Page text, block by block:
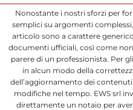
Nonostante i nostri sforzi per
semplici su argomenti
articolo sono a carattere
documenti ufficiali, così come
parere di un professionista. Per
in alcun modo della
dell’aggiornamento dei
modifiche nel tempo. EWS srl
direttamente un notaio per